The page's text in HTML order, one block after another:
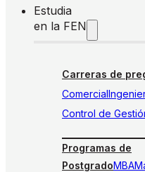
Estudia
en la FEN
Carreras de
Comercial
Control de
Programas de
PostgradoMBA